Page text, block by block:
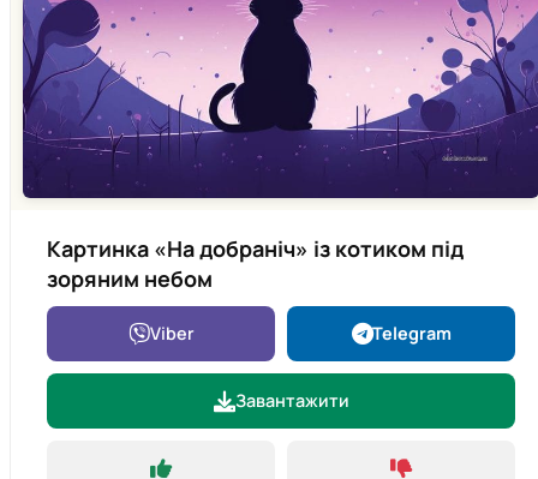
Картинка «На добраніч» із котиком під
зоряним небом
Viber Telegram
Завантажити